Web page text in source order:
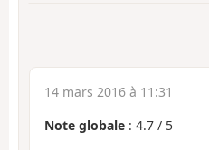
14 mars 2016 à 11:31
Note globale : 4.7 / 5